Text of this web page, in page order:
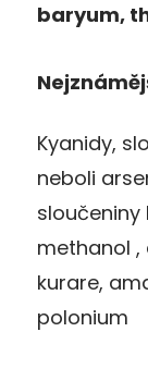
baryum,
Kyanidy,
neboli
sloučeniny
methanol ,
kurare,
polonium